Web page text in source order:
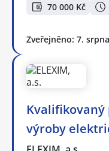
70 000 Kč
Zveřejněno: 7. srpna
výroby